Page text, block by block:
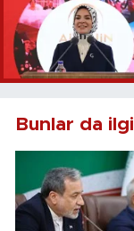
Bunlar da